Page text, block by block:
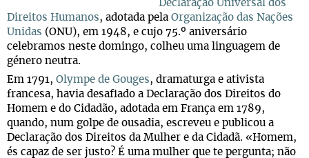
Declaração Universal dos
Direitos Humanos, adotada pela Organização das Nações
Unidas (ONU), em 1948, e cujo 75.º aniversário
celebramos neste domingo, colheu uma linguagem de
género neutra.
Em 1791, Olympe de Gouges, dramaturga e ativista
francesa, havia desafiado a Declaração dos Direitos do
Homem e do Cidadão, adotada em França em 1789,
quando, num golpe de ousadia, escreveu e publicou a
Declaração dos Direitos da Mulher e da Cidadã. «Homem,
és capaz de ser justo? É uma mulher que te pergunta; não